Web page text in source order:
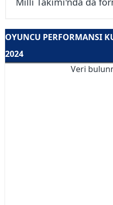
OYUNCU PERFORMANSI
2024
Veri